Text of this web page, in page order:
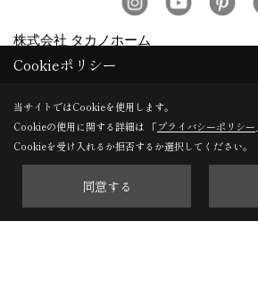
株式会社 タカノホーム
〒811-1351
TEL：092-566-3838
FAX：092-566-5700
Cookieポリシー
当サイトではCookieを使用します。
Cookieの使用に関する詳細は 「プライバシーポリシー
Cookieを受け入れるか拒否するか選択してください。
同意する